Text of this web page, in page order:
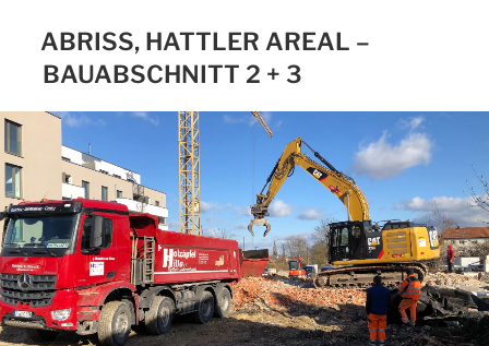
ABRISS, HATTLER AREAL –
BAUABSCHNITT 2 + 3